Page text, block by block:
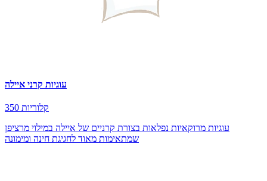
עוגיות קרני איילה
350 קלוריות
עוגיות מרוקאיות נפלאות בצורת קרניים של איילה במילוי מרציפן
שמתאימות מאוד לחגיגת חינה ומימונה